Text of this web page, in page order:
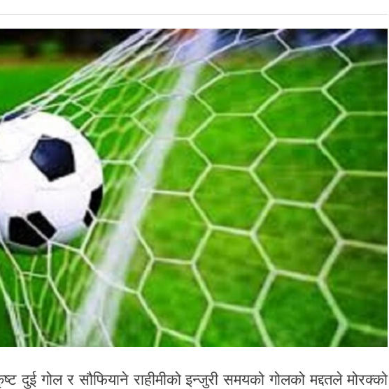
गोल र सौफियाने राहीमीको इन्जुरी समयको गोलको मद्दतले मोरक्को